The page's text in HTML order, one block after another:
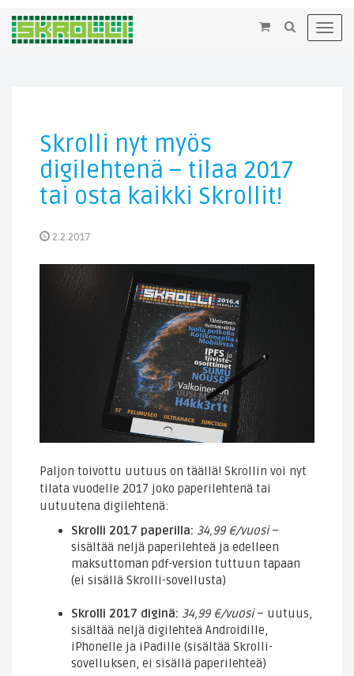
×
Skrolli nyt myös
digilehtenä – tilaa 2017
tai osta kaikki Skrollit!
2.2.2017
Paljon toivottu uutuus on täällä! Skrollin voi nyt
tilata vuodelle 2017 joko paperilehtenä tai
uutuutena digilehtenä:
Skrolli 2017 paperilla: 34,99 €/vuosi–
sisältää neljä paperilehteä ja edelleen
maksuttoman pdf-version tuttuun tapaan
(ei sisällä Skrolli-sovellusta)
Skrolli 2017 diginä: 34,99 €/vuosi– uutuus,
sisältää neljä digilehteä Androidille,
iPhonelle ja iPadille (sisältää Skrolli-
sovelluksen, ei sisällä paperilehteä)